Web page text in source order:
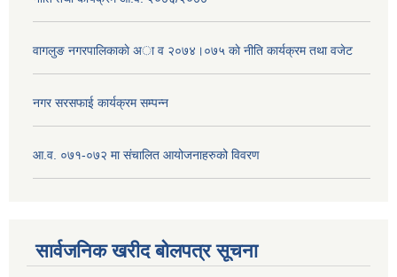
वागलुङ नगरपालिकाकाे अा‍ व २०७४।०७५ काे नीति कार्यक्रम तथा वजेट
नगर सरसफाई कार्यक्रम सम्पन्न
आ.व. ०७१-०७२ मा संचालित आयोजनाहरुको विवरण
सार्वजनिक खरीद बोलपत्र सूचना